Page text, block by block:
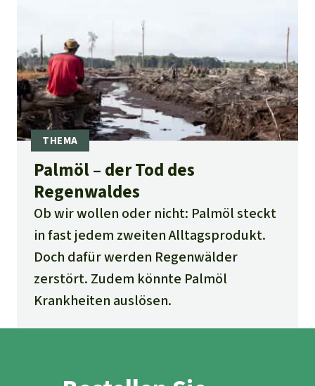
https://www.regenwald.org/updates/11092/
palmoel-label-rspo-19-jahre-taeuschung-
sind-genugund
https://www.regenwald.org/files/de/10-08-
DEUTSCH-RSPO.pdf
Palmöl – der Tod des
Regenwaldes
Ob wir wollen oder nicht: Palmöl steckt
in fast jedem zweiten Alltagsprodukt.
Doch dafür werden Regenwälder
zerstört. Zudem könnte Palmöl
Krankheiten auslösen.